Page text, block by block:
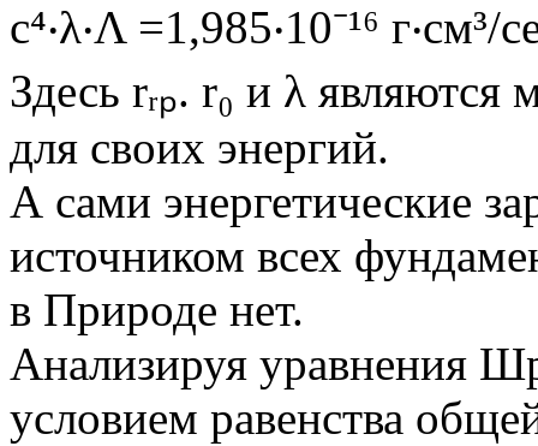
с⁴‧λ‧Λ =1,985‧10⁻¹⁶ г‧см³/
Здесь rᵣₚ. r₀ и λ
для своих энергий.
А сами энергетические
источником всех
в Природе нет.
Анализируя уравнения
условием равенства